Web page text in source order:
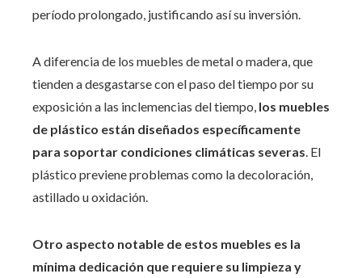
período prolongado, justificando así su inversión.
A diferencia de los muebles de metal o madera, que
tienden a desgastarse con el paso del tiempo por su
exposición a las inclemencias del tiempo, los muebles
de plástico están diseñados específicamente
para soportar condiciones climáticas severas. El
plástico previene problemas como la decoloración,
astillado u oxidación.
Otro aspecto notable de estos muebles es la
mínima dedicación que requiere su limpieza y